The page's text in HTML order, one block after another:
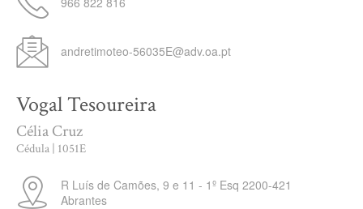
andretimoteo-56035E@adv.oa.pt
Vogal Tesoureira
Célia Cruz
Cédula | 1051E
R Luís de Camões, 9 e 11 - 1º Esq 2200-421
Abrantes